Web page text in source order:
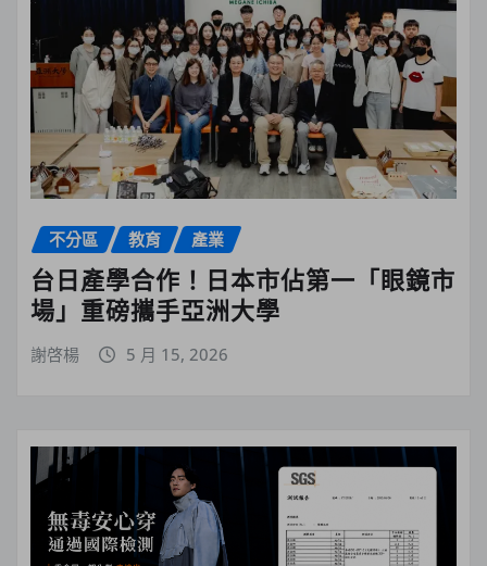
不分區 教育 產業
台日產學合作！日本市佔第一「眼鏡市
場」重磅攜手亞洲大學
謝啓楊 5 月 15, 2026